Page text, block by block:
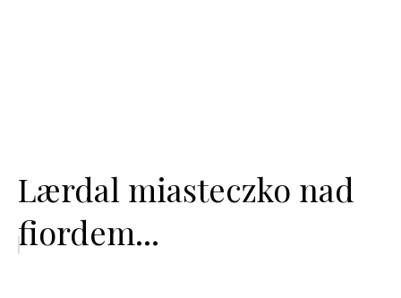
Lærdal miasteczko nad
fiordem...